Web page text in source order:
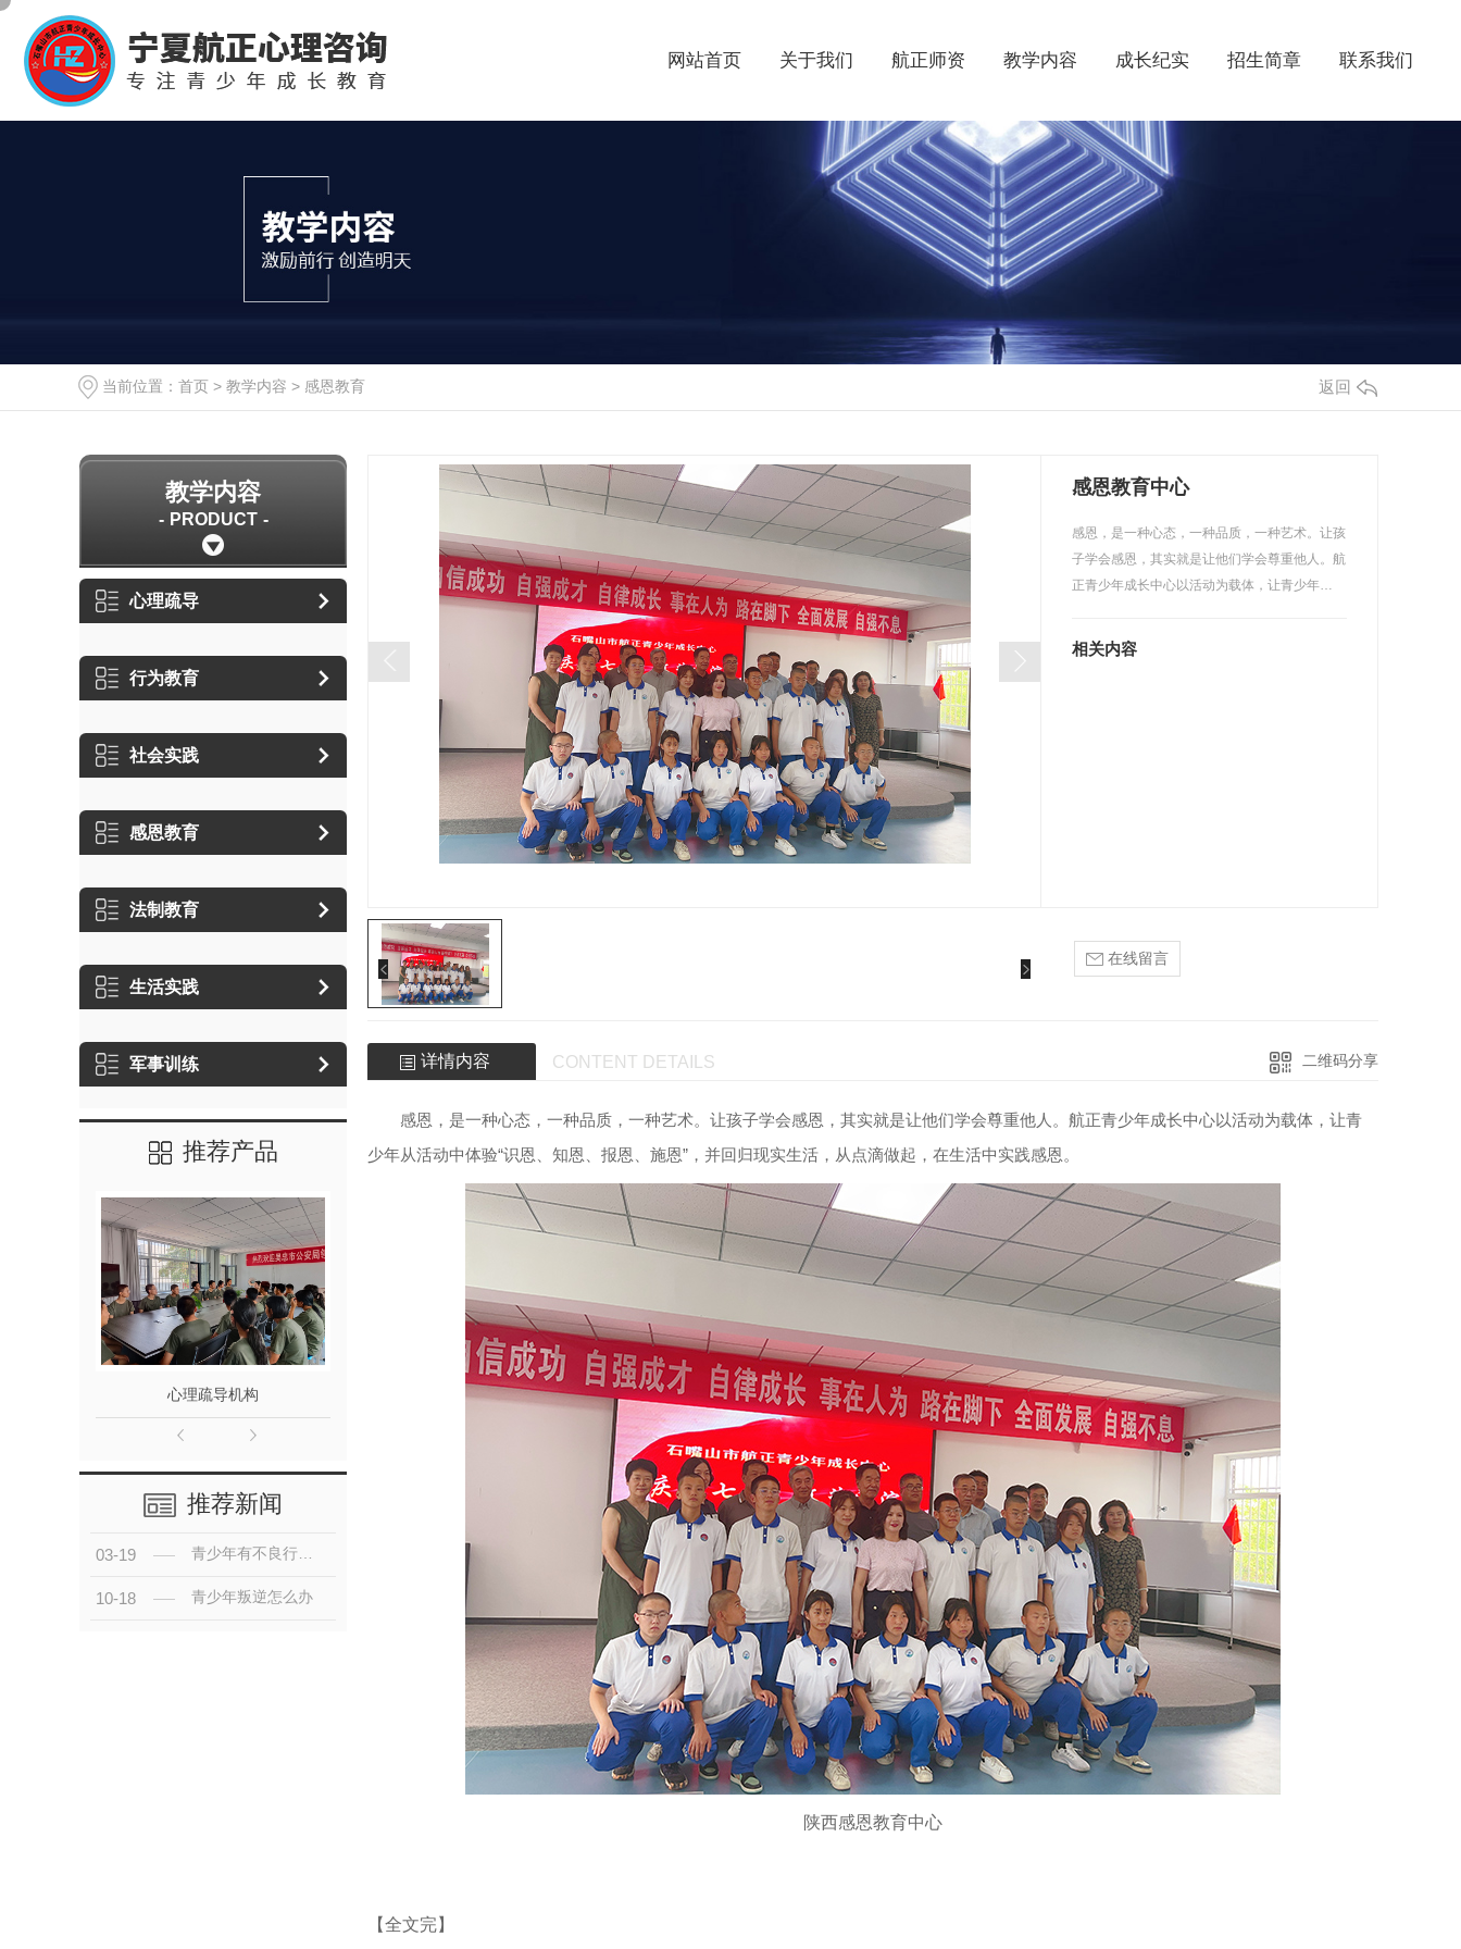
网站首页 关于我们 航正师资 教学内容 成长纪实 招生简章 联系我们
当前位置： 首页 > 教学内容 > 感恩教育 返回
教学内容
PRODUCT
心理疏导
行为教育
社会实践
感恩教育
法制教育
生活实践
军事训练
推荐产品
心理疏导机构 社会实践教育机构 行为教育机构
推荐新闻
03-19
10-18 青少年叛逆怎么办
感恩教育中心
感恩，是一种心态，一种品质，一种艺术。让孩
子学会感恩，其实就是让他们学会尊重他人。航
正青少年成长中心以活动为载体，让青少年…
相关内容
在线留言
详情内容 CONTENT DETAILS 二维码分享
感恩，是一种心态，一种品质，一种艺术。让孩子学会感恩，其实就是让他们学会尊重他人。航正青少年成长中心以活动为载体，让青
少年从活动中体验“识恩、知恩、报恩、施恩”，并回归现实生活，从点滴做起，在生活中实践感恩。
陕西感恩教育中心
【全文完】